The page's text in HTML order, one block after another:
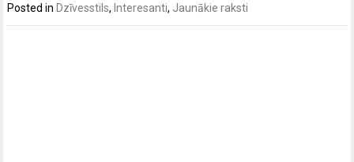
Posted in Dzīvesstils, Interesanti, Jaunākie raksti